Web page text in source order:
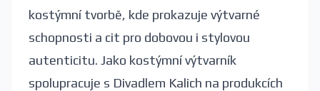
kostýmní tvorbě, kde prokazuje výtvarné
schopnosti a cit pro dobovou i stylovou
autenticitu. Jako kostýmní výtvarník
spolupracuje s Divadlem Kalich na produkcích